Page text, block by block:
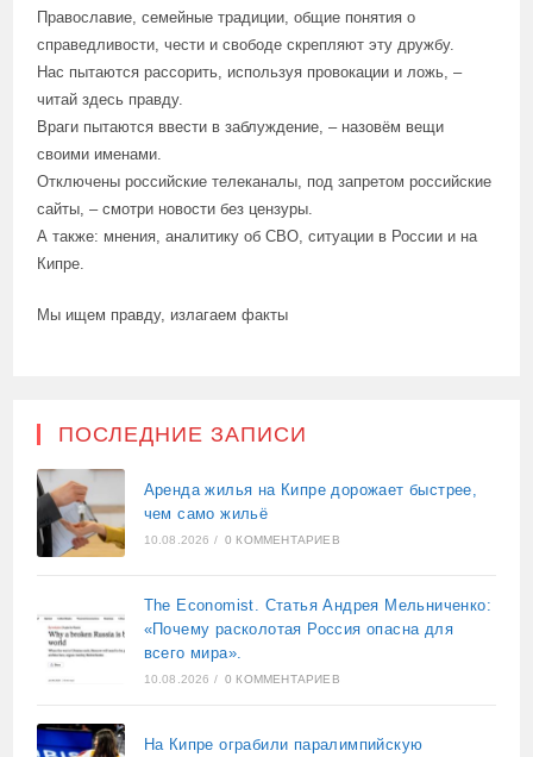
Православие, семейные традиции, общие понятия о
справедливости, чести и свободе скрепляют эту дружбу.
Нас пытаются рассорить, используя провокации и ложь, –
читай здесь правду.
Враги пытаются ввести в заблуждение, – назовём вещи
своими именами.
Отключены российские телеканалы, под запретом российские
сайты, – смотри новости без цензуры.
А также: мнения, аналитику об СВО, ситуации в России и на
Кипре.
Мы ищем правду, излагаем факты
ПОСЛЕДНИЕ ЗАПИСИ
Аренда жилья на Кипре дорожает быстрее,
чем само жильё
10.08.2026 / 0 КОММЕНТАРИЕВ
The Economist. Статья Андрея Мельниченко:
«Почему расколотая Россия опасна для
всего мира».
10.08.2026 / 0 КОММЕНТАРИЕВ
На Кипре ограбили паралимпийскую